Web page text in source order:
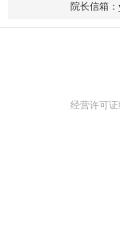
院长信箱：
经营许可证